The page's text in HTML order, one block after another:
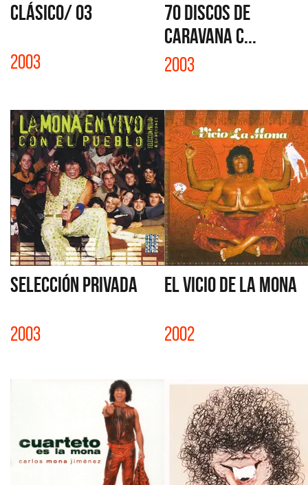
CLÁSICO/ 03
2003
70 DISCOS DE
CARAVANA C...
2003
SELECCIÓN PRIVADA
2003
EL VICIO DE LA MONA
2002